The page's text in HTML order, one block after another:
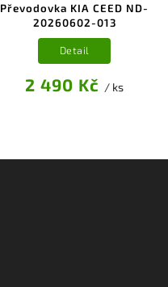
Převodovka KIA CEED ND-
20260602-013
2 490 Kč / ks
Detail